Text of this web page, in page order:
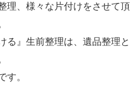
理、様々な片付けをさせて頂
る』生前整理は、遺品整理と
す。